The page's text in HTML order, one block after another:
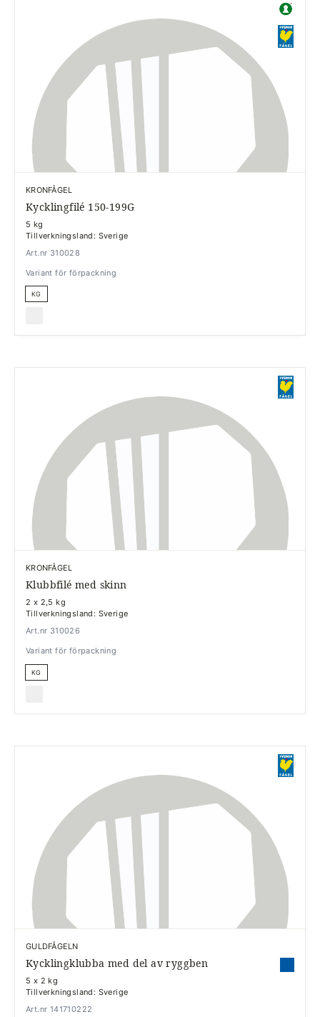
KRONFÅGEL
Kycklingfilé 150-199G
5 kg
Tillverkningsland: Sverige
Art.nr 310028
Variant för förpackning
KG
KRONFÅGEL
Klubbfilé med skinn
2 x 2,5 kg
Tillverkningsland: Sverige
Art.nr 310026
Variant för förpackning
KG
GULDFÅGELN
Kycklingklubba med del av ryggben
5 x 2 kg
Tillverkningsland: Sverige
Art.nr 141710222